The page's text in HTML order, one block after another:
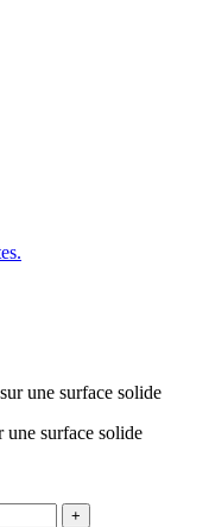
une surface solide
+